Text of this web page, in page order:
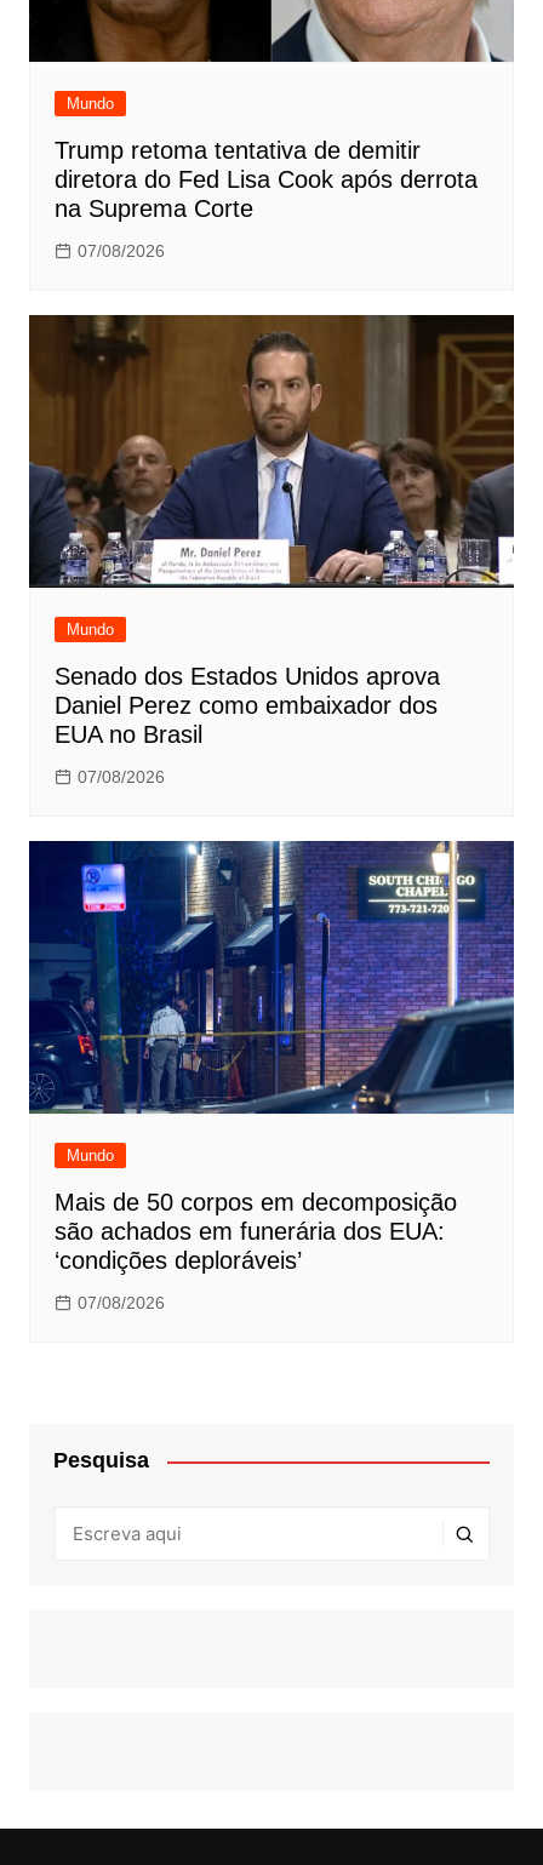
Mundo
Trump retoma tentativa de demitir
diretora do Fed Lisa Cook após derrota
na Suprema Corte
07/08/2026
Mundo
Senado dos Estados Unidos aprova
Daniel Perez como embaixador dos
EUA no Brasil
07/08/2026
Mundo
Mais de 50 corpos em decomposição
são achados em funerária dos EUA:
‘condições deploráveis’
07/08/2026
Pesquisa